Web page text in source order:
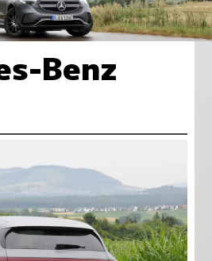
Benz